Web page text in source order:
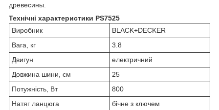
древесины.
Технічні характеристики PS7525
Виробник
BLACK+DECKER
Вага, кг
3.8
Двигун
електричний
Довжина шини, см
25
Потужність, Вт
800
Натяг ланцюга
бічне з ключем